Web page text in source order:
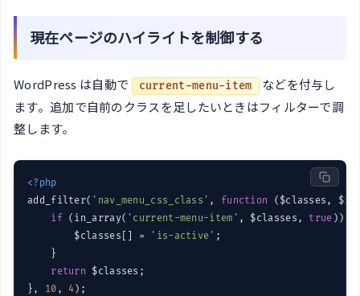
現在ページのハイライトを制御する
WordPress は自動で current-menu-item
などを付与し
ます。追加で自前のクラスを足したいときはフィルターで調
整します。
<?php
add_filter( 'nav_menu_css_class' , function
($classes,
if (in_array( 'current-menu-item' , $classes, true )) {
        $classes[] =
'is-active' ;
    }
return $classes;
}, 10 , 4